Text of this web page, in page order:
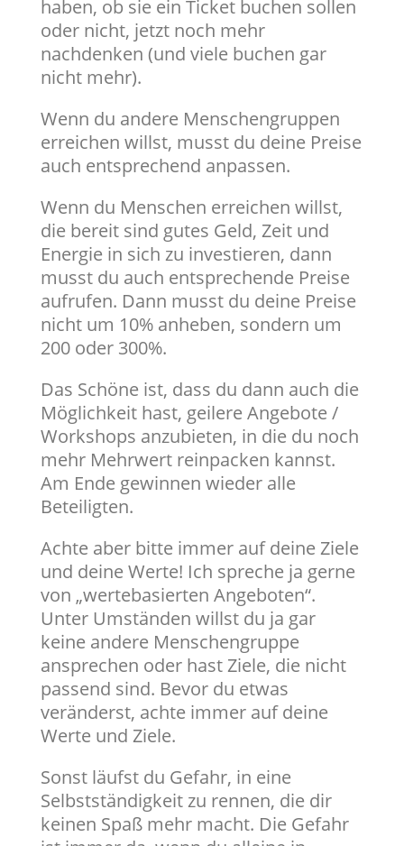
haben, ob sie ein Ticket buchen sollen
oder nicht, jetzt noch mehr
nachdenken (und viele buchen gar
nicht mehr).
Wenn du andere Menschengruppen
erreichen willst, musst du deine Preise
auch entsprechend anpassen.
Wenn du Menschen erreichen willst,
die bereit sind gutes Geld, Zeit und
Energie in sich zu investieren, dann
musst du auch entsprechende Preise
aufrufen. Dann musst du deine Preise
nicht um 10% anheben, sondern um
200 oder 300%.
Das Schöne ist, dass du dann auch die
Möglichkeit hast, geilere Angebote /
Workshops anzubieten, in die du noch
mehr Mehrwert reinpacken kannst.
Am Ende gewinnen wieder alle
Beteiligten.
Achte aber bitte immer auf deine Ziele
und deine Werte! Ich spreche ja gerne
von „wertebasierten Angeboten“.
Unter Umständen willst du ja gar
keine andere Menschengruppe
ansprechen oder hast Ziele, die nicht
passend sind. Bevor du etwas
veränderst, achte immer auf deine
Werte und Ziele.
Sonst läufst du Gefahr, in eine
Selbstständigkeit zu rennen, die dir
keinen Spaß mehr macht. Die Gefahr